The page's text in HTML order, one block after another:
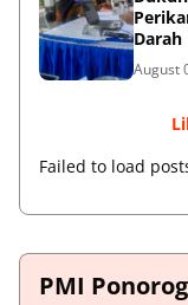
Darah
August
Failed to load
PMI